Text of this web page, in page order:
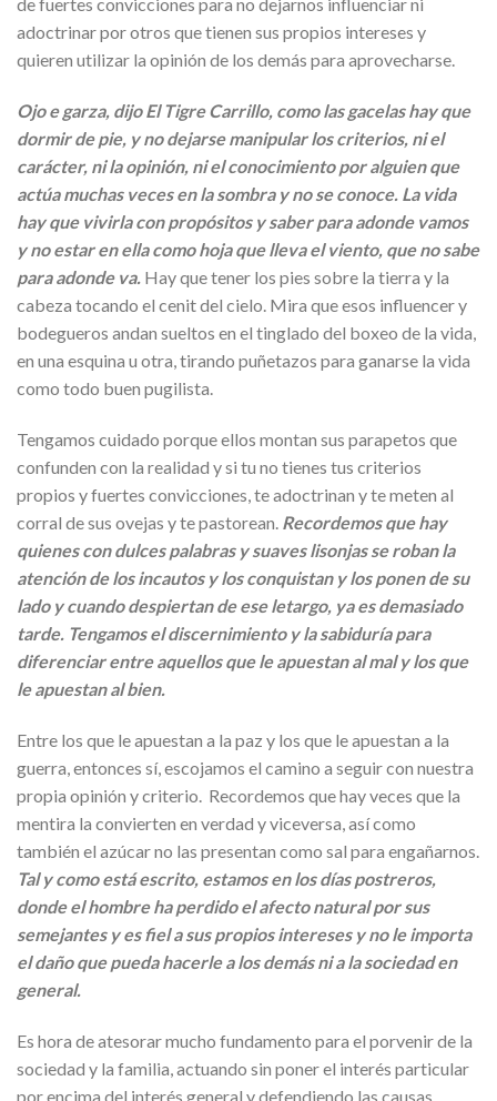
de fuertes convicciones para no dejarnos influenciar ni
adoctrinar por otros que tienen sus propios intereses y
quieren utilizar la opinión de los demás para aprovecharse.
Ojo e garza, dijo El Tigre Carrillo, como las gacelas hay que
dormir de pie, y no dejarse manipular los criterios, ni el
carácter, ni la opinión, ni el conocimiento por alguien que
actúa muchas veces en la sombra y no se conoce. La vida
hay que vivirla con propósitos y saber para adonde vamos
y no estar en ella como hoja que lleva el viento, que no sabe
para adonde va. Hay que tener los pies sobre la tierra y la
cabeza tocando el cenit del cielo. Mira que esos influencer y
bodegueros andan sueltos en el tinglado del boxeo de la vida,
en una esquina u otra, tirando puñetazos para ganarse la vida
como todo buen pugilista.
Tengamos cuidado porque ellos montan sus parapetos que
confunden con la realidad y si tu no tienes tus criterios
propios y fuertes convicciones, te adoctrinan y te meten al
corral de sus ovejas y te pastorean. Recordemos que hay
quienes con dulces palabras y suaves lisonjas se roban la
atención de los incautos y los conquistan y los ponen de su
lado y cuando despiertan de ese letargo, ya es demasiado
tarde. Tengamos el discernimiento y la sabiduría para
diferenciar entre aquellos que le apuestan al mal y los que
le apuestan al bien.
Entre los que le apuestan a la paz y los que le apuestan a la
guerra, entonces sí, escojamos el camino a seguir con nuestra
propia opinión y criterio. Recordemos que hay veces que la
mentira la convierten en verdad y viceversa, así como
también el azúcar no las presentan como sal para engañarnos.
Tal y como está escrito, estamos en los días postreros,
donde el hombre ha perdido el afecto natural por sus
semejantes y es fiel a sus propios intereses y no le importa
el daño que pueda hacerle a los demás ni a la sociedad en
general.
Es hora de atesorar mucho fundamento para el porvenir de la
sociedad y la familia, actuando sin poner el interés particular
por encima del interés general y defendiendo las causas